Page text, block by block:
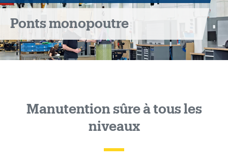
Ponts monopoutre
Manutention sûre à tous les
niveaux